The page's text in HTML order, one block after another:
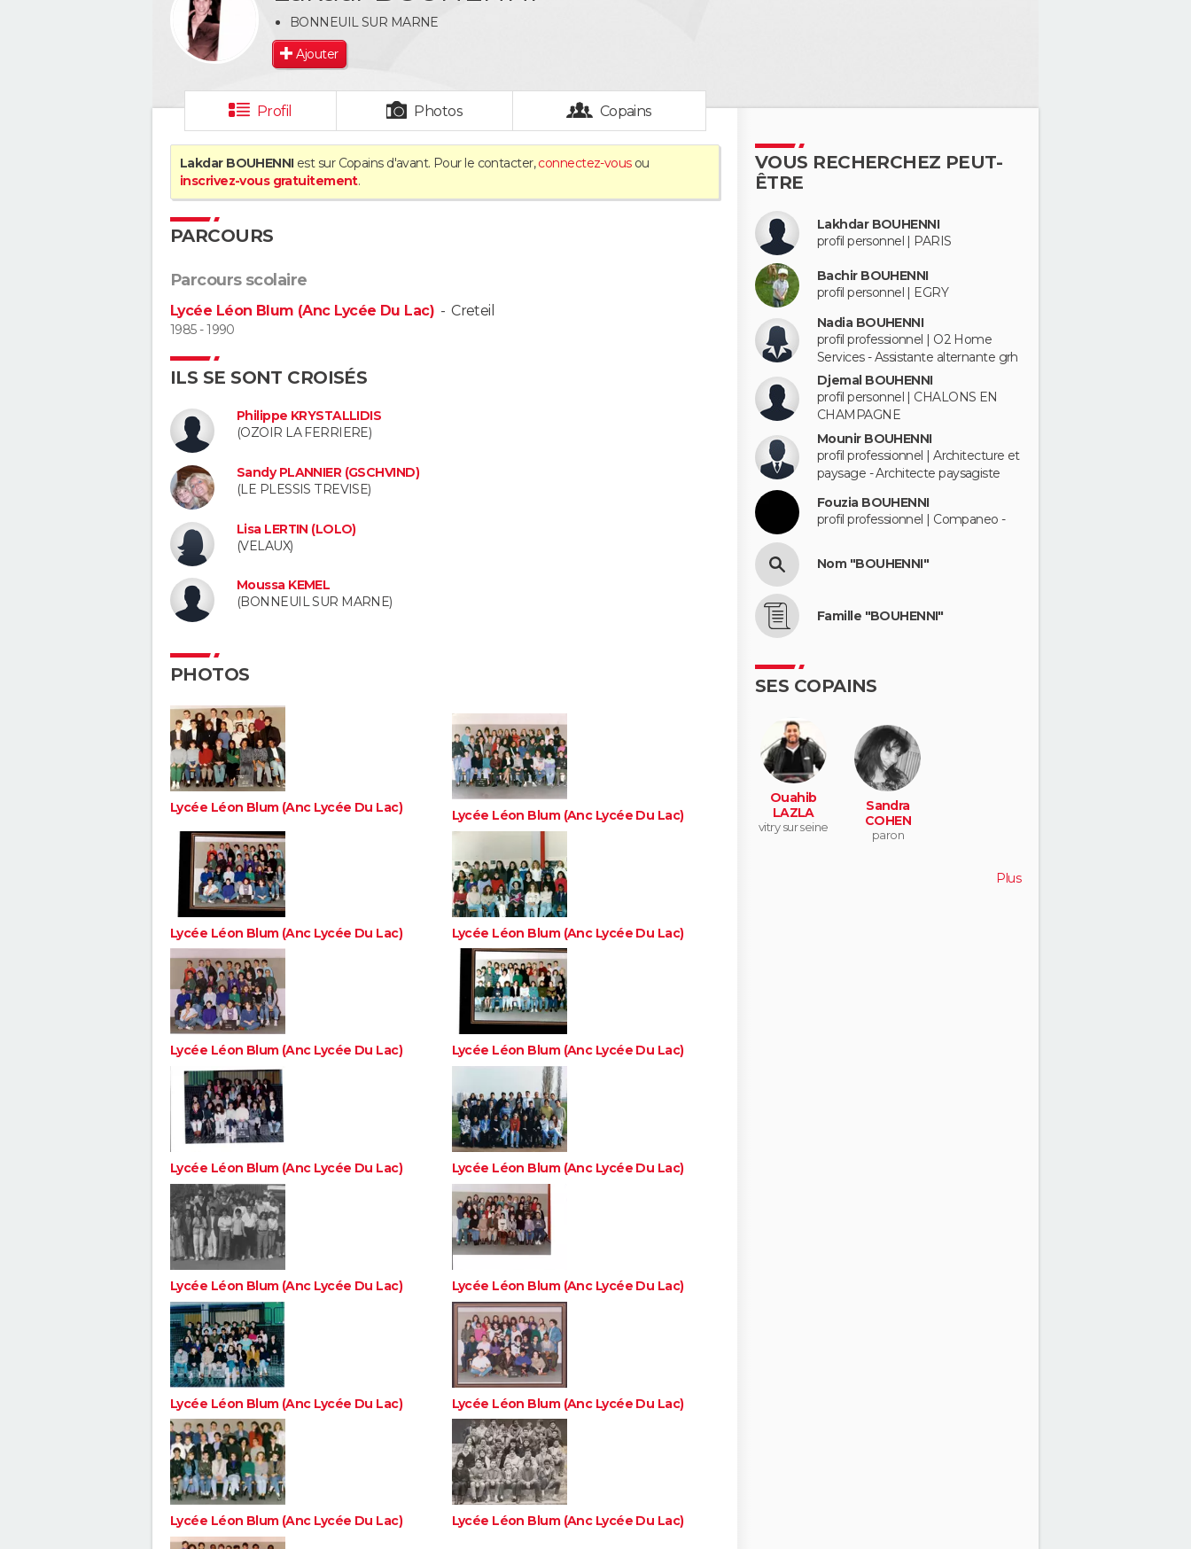
BONNEUIL SUR MARNE
Ajouter
Profil Photos Copains
Lakdar BOUHENNI est sur Copains d'avant. Pour le contacter,connectez-vousou
inscrivez-vous gratuitement.
PARCOURS
Parcours scolaire
Lycée Léon Blum (Anc Lycée Du Lac)-Creteil
1985 - 1990
ILS SE SONT CROISÉS
Philippe KRYSTALLIDIS
(OZOIR LA FERRIERE)
Sandy PLANNIER (GSCHVIND)
(LE PLESSIS TREVISE)
Lisa LERTIN (LOLO)
(VELAUX)
Moussa KEMEL
(BONNEUIL SUR MARNE)
PHOTOS
Lycée Léon Blum (Anc Lycée Du Lac) Lycée Léon Blum (Anc Lycée Du Lac)
Lycée Léon Blum (Anc Lycée Du Lac) Lycée Léon Blum (Anc Lycée Du Lac)
Lycée Léon Blum (Anc Lycée Du Lac) Lycée Léon Blum (Anc Lycée Du Lac)
Lycée Léon Blum (Anc Lycée Du Lac) Lycée Léon Blum (Anc Lycée Du Lac)
Lycée Léon Blum (Anc Lycée Du Lac) Lycée Léon Blum (Anc Lycée Du Lac)
Lycée Léon Blum (Anc Lycée Du Lac) Lycée Léon Blum (Anc Lycée Du Lac)
Lycée Léon Blum (Anc Lycée Du Lac) Lycée Léon Blum (Anc Lycée Du Lac)
VOUS RECHERCHEZ PEUT-
ÊTRE
Lakhdar BOUHENNI
profil personnel | PARIS
Bachir BOUHENNI
profil personnel | EGRY
Nadia BOUHENNI
profil professionnel | O2 Home
Services - Assistante alternante grh
Djemal BOUHENNI
profil personnel | CHALONS EN
CHAMPAGNE
Mounir BOUHENNI
profil professionnel | Architecture et
paysage - Architecte paysagiste
Fouzia BOUHENNI
profil professionnel | Companeo -
Nom "BOUHENNI"
Famille "BOUHENNI"
SES COPAINS
Ouahib
LAZLA
vitry sur seine
Sandra
COHEN
paron
Plus